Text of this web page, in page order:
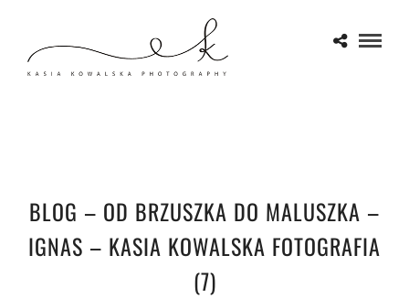
BLOG – OD BRZUSZKA DO MALUSZKA –
IGNAS – KASIA KOWALSKA FOTOGRAFIA
(7)